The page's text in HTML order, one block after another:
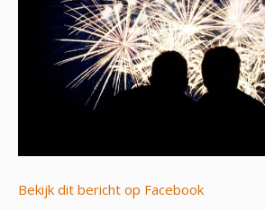
Bekijk dit bericht op Facebook